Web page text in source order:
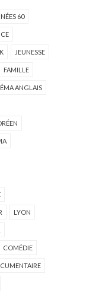
60
JEUNESSE
FAMILLE
ANGLAIS
LYON
COMÉDIE